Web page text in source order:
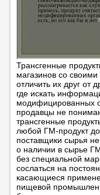
Трансгенные
магазинов со
отличить их друг от
где искать
модифицированных
продавцы не
трансгенные
любой ГМ-продукт
поставщики сырья не
о наличии в сырье
без специальной
сослаться на
касающиеся
пищевой